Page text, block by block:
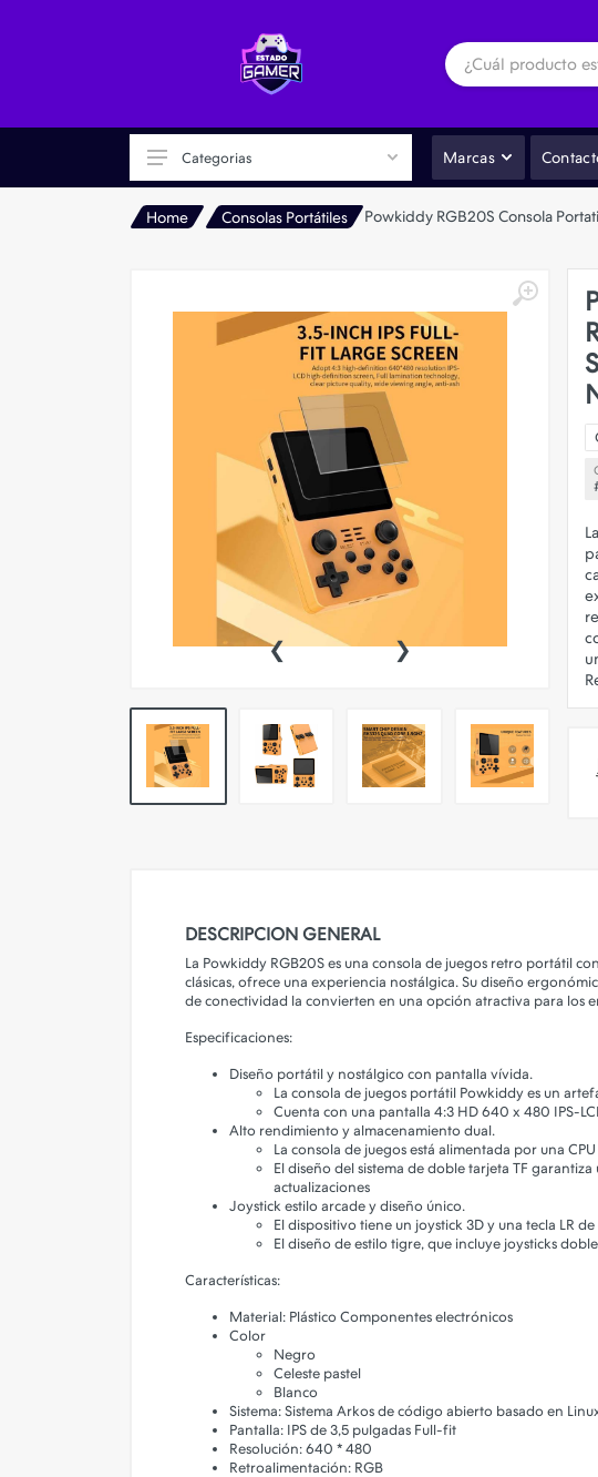
Consolas Portátiles
Categorias Marcas
Home Consolas Portátiles Powkiddy RGB20S Consola
‹ ›
DESCRIPCION GENERAL
La Powkiddy RGB20S es una consola de juegos retro portátil
clásicas, ofrece una experiencia nostálgica. Su diseño
de conectividad la convierten en una opción atractiva para los
Especificaciones:
Diseño portátil y nostálgico con pantalla vívida.
La consola de juegos portátil Powkiddy es un
Cuenta con una pantalla 4:3 HD 640 x 480 IPS-
Alto rendimiento y almacenamiento dual.
La consola de juegos está alimentada por una
El diseño del sistema de doble tarjeta TF
actualizaciones
Joystick estilo arcade y diseño único.
El dispositivo tiene un joystick 3D y una tecla LR
El diseño de estilo tigre, que incluye joysticks
Características:
Material: Plástico Componentes electrónicos
Color
Negro
Celeste pastel
Blanco
Sistema: Sistema Arkos de código abierto basado en
Pantalla: IPS de 3,5 pulgadas Full-fit
Resolución: 640 * 480
Retroalimentación: RGB